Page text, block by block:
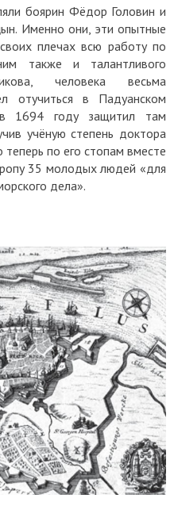
боярин Фёдор Головин и
Именно они, эти опытные
плечах всю работу по
также и талантливого
человека весьма
отучиться в Падуанском
1694 году защитил там
учёную степень доктора
по его стопам вместе
35 молодых людей «для
дела».